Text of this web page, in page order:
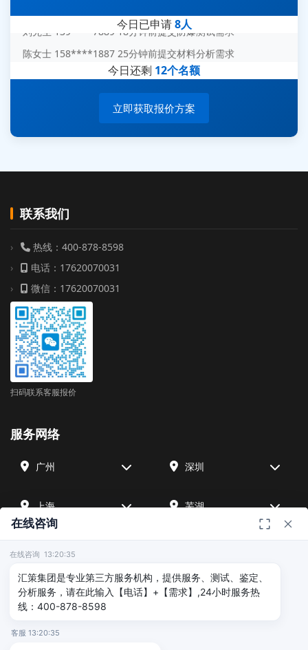
今日已申请8人
刘先生 139****7889 18分钟前提交防爆测试需求
杨经理 187****6696 30分钟前提交无人机测试需求
今日还剩 12个名额
立即获取报价方案
联系我们
热线：400-878-8598
电话：17620070031
微信：17620070031
扫码联系客服报价
服务网络
广州 深圳
上海 芜湖
北京 武汉
友情链接
在线咨询
在线咨询 13:20:35
汇策集团是专业第三方服务机构，提供服务、测试、鉴定、
分析服务，请在此输入【电话】+【需求】,24小时服务热
线：400-878-8598
客服 13:20:35